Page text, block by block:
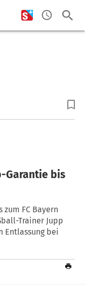
Garantie bis
FC Bayern
Trainer Jupp
Entlassung bei